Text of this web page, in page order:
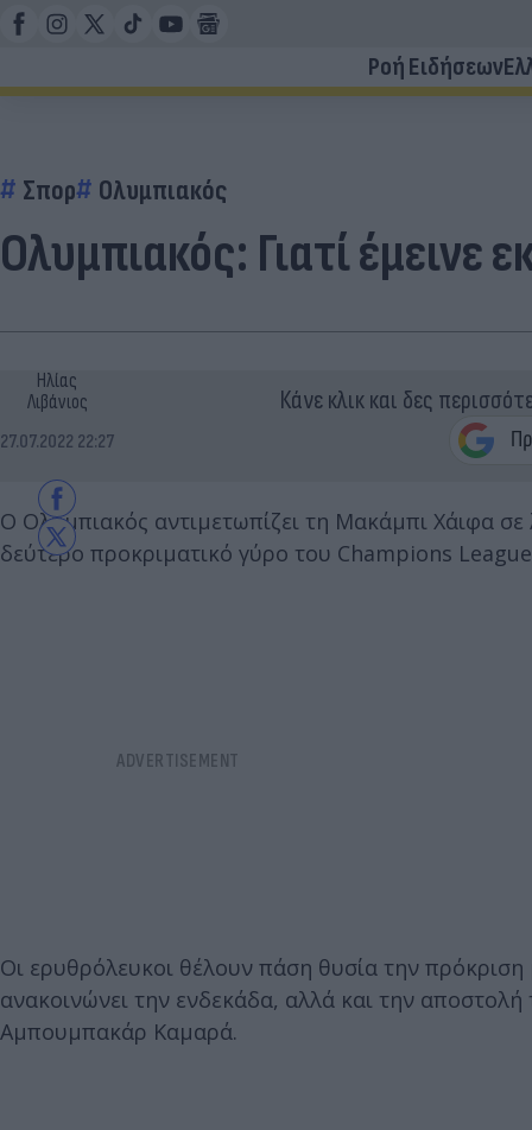
Ροή Ειδήσεων
Σπορ Ολυμπιακός
Ολυμπιακός: Γιατί
Ηλίας
Λιβάνιος
27.07.2022 22:27
Κάνε κλικ και δες
Ο Ολυμπιακός αντιμετωπίζει τη Μακάμπι Χάιφα
δεύτερο προκριματικό γύρο του Champions
Οι ερυθρόλευκοι θέλουν πάση θυσία την
ανακοινώνει την ενδεκάδα, αλλά και την
Αμπουμπακάρ Καμαρά.